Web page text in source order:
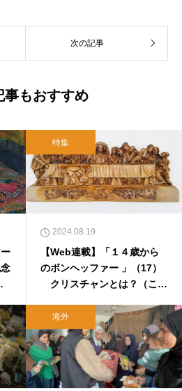
次の記事
事もおすすめ
特集
2024.08.19
【Web連載】「１４歳から
のボンヘッファー 」（17）
クリスチャンとは？（これ
島慎太郎
海外